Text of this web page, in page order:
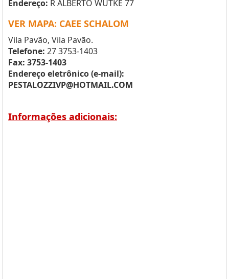
Endereço: R ALBERTO WUTKE 77
VER MAPA: CAEE SCHALOM
Vila Pavão, Vila Pavão.
Telefone: 27 3753-1403
Fax: 3753-1403
Endereço eletrônico (e-mail):
PESTALOZZIVP@HOTMAIL.COM
Informações adicionais: